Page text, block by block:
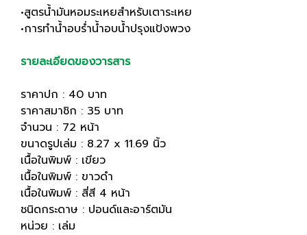
•สูตรน้ำมันหอมระเหยสำหรับเตาระเหย
•การทำน้ำอบร่ำน้ำอบน้ำปรุงแป้งพวง
รายละเอียดของวารสาร
ราคาปก : 40 บาท
ราคาสมาชิก : 35 บาท
จำนวน : 72 หน้า
ขนาดรูปเล่ม : 8.27 x 11.69 นิ้ว
เนื้อในพิมพ์ : เขียว
เนื้อในพิมพ์ : ขาวดำ
เนื้อในพิมพ์ : สี่สี 4 หน้า
ชนิดกระดาษ : ปอนด์และอาร์ตมัน
หน่วย : เล่ม